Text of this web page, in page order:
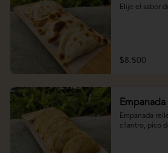
Elije el sabor
$8.500
Empanada
cilantro, pico